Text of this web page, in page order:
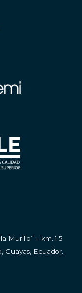
Murillo” – km. 1.5
Guayas, Ecuador.